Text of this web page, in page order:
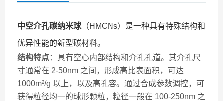
中空介孔碳纳米球 （HMCNs）是一种具有特殊结构和
优异性能的新型碳材料。
结构特点：具有空心内部结构和介孔孔道。其介孔尺
寸通常在 2-50nm 之间，形成高比表面积，可达
1000m²/g 以上，以及高孔容。通过合成参数调控，可
获得粒径均一的球形颗粒，粒径一般在 100-250nm 之